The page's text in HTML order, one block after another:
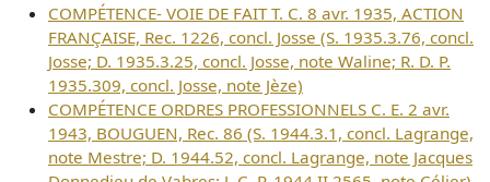
COMPÉTENCE- VOIE DE FAIT T. C. 8 avr. 1935, ACTION
FRANÇAISE, Rec. 1226, concl. Josse (S. 1935.3.76, concl.
Josse; D. 1935.3.25, concl. Josse, note Waline; R. D. P.
1935.309, concl. Josse, note Jèze)
COMPÉTENCE ORDRES PROFESSIONNELS C. E. 2 avr.
1943, BOUGUEN, Rec. 86 (S. 1944.3.1, concl. Lagrange,
note Mestre; D. 1944.52, concl. Lagrange, note Jacques